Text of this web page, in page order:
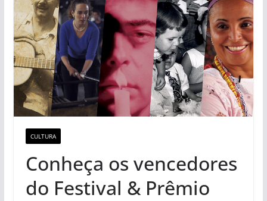
CULTURA
Conheça os vencedores
do Festival & Prêmio